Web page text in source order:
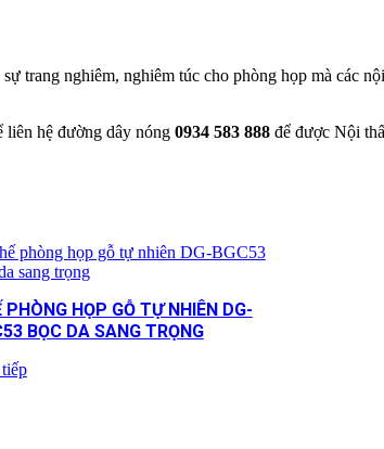
trang nghiêm, nghiêm túc cho phòng họp mà các
liên hệ đường dây nóng 0934 583 888 để được Nội
PHÒNG HỌP GỖ TỰ NHIÊN DG-
BỌC DA SANG TRỌNG